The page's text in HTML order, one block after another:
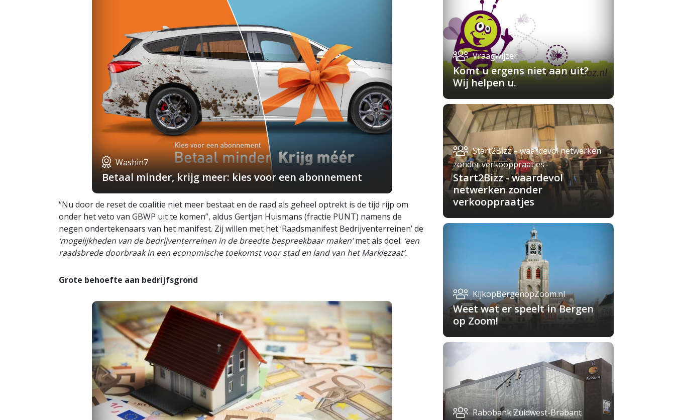
Washin7
Betaal minder, krijg meer: kies voor een abonnement
“Nu door de reset de coalitie niet meer bestaat en de raad als geheel optrekt is de tijd rijp om
onder het veto van GBWP uit te komen”, aldus Gertjan Huismans (fractie PUNT) namens de
negen ondertekenaars van het manifest. Zij willen met het ‘Raadsmanifest Bedrijventerreinen’ de
‘mogelijkheden van de bedrijventerreinen in de breedte bespreekbaar maken’met als doel: ‘een
raadsbrede doorbraak in een economische toekomst voor stad en land van het Markiezaat’.
Grote behoefte aan bedrijfsgrond
Vraagwijzer
Komt u ergens niet aan uit?
Wij helpen u.
Start2Bizz – waardevol netwerken
zonder verkooppraatjes
Start2Bizz - waardevol
netwerken zonder
verkooppraatjes
KijkopBergenopZoom.nl
Weet wat er speelt in Bergen
op Zoom!
Rabobank Zuidwest-Brabant